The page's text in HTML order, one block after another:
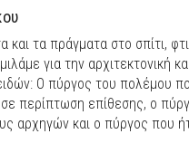
τα πράγματα στο σπίτι,
για την αρχιτεκτονική
Ο πύργος του πολέμου
σε περίπτωση επίθεσης, ο
αρχηγών και ο πύργος που